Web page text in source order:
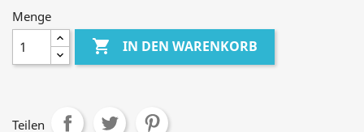
Menge
 IN DEN WARENKORB
Teilen